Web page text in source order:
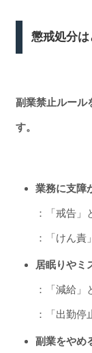
懲戒処分は
副業禁止ルール
す。
業務に支障
：「戒告
：「けん
居眠りやミ
：「減給
：「出勤
副業をやめ